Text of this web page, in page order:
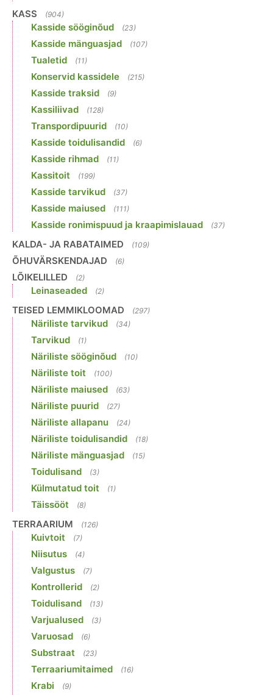
KASS (904)
Kasside sööginõud (23)
Kasside mänguasjad (107)
Tualetid (11)
Konservid kassidele (215)
Kasside traksid (9)
Kassiliivad (128)
Transpordipuurid (10)
Kasside toidulisandid (6)
Kasside rihmad (11)
Kassitoit (199)
Kasside tarvikud (37)
Kasside maiused (111)
Kasside ronimispuud ja kraapimislauad (37)
KALDA- JA RABATAIMED (109)
ÕHUVÄRSKENDAJAD (6)
LÕIKELILLED (2)
Leinaseaded (2)
TEISED LEMMIKLOOMAD (297)
Näriliste tarvikud (34)
Tarvikud (1)
Näriliste sööginõud (10)
Näriliste toit (100)
Näriliste maiused (63)
Näriliste puurid (27)
Näriliste allapanu (24)
Näriliste toidulisandid (18)
Näriliste mänguasjad (15)
Toidulisand (3)
Külmutatud toit (1)
Täissööt (8)
TERRAARIUM (126)
Kuivtoit (7)
Niisutus (4)
Valgustus (7)
Kontrollerid (2)
Toidulisand (13)
Varjualused (3)
Varuosad (6)
Substraat (23)
Terraariumitaimed (16)
Krabi (9)